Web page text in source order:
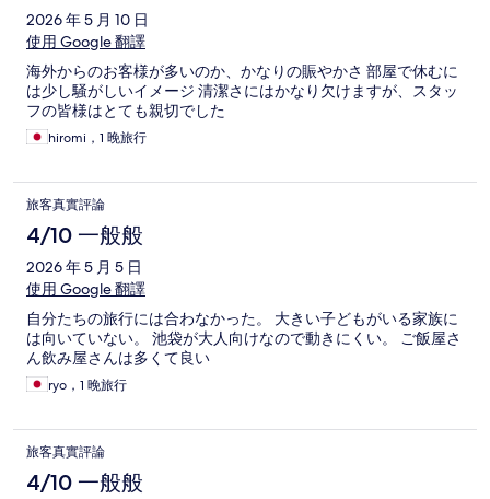
2026 年 5 月 10 日
使用 Google 翻譯
海外からのお客様が多いのか、かなりの賑やかさ 部屋で休むに
は少し騒がしいイメージ 清潔さにはかなり欠けますが、スタッ
フの皆様はとても親切でした
hiromi，1 晚旅行
旅客真實評論
4/10 一般般
2026 年 5 月 5 日
使用 Google 翻譯
自分たちの旅行には合わなかった。 大きい子どもがいる家族に
は向いていない。 池袋が大人向けなので動きにくい。 ご飯屋さ
ん飲み屋さんは多くて良い
ryo，1 晚旅行
旅客真實評論
4/10 一般般